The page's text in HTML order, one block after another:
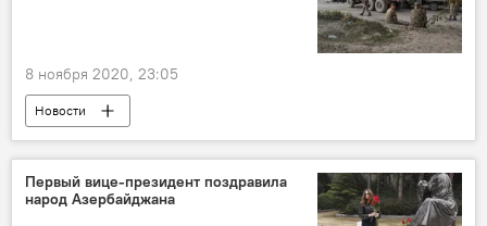
8 ноября 2020, 23:05
Новости
Контрнаступление войск Азербайджана
Азербайджан
Карабах
Дизайнер
фронт
Первый вице-президент поздравила
народ Азербайджана